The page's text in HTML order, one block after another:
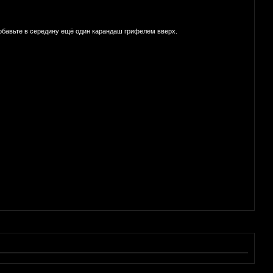
в середину ещё один карандаш грифелем вверх.